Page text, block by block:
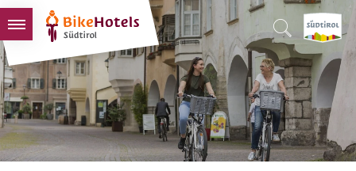
BIKEHOTELS
HOTELS & PAKETE
TOUREN & REVIERE
SÜDTIROL & WIR